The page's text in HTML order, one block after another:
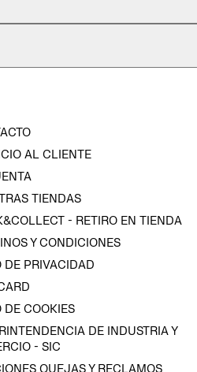
AL CLIENTE
TIENDAS
- RETIRO EN TIENDA
Y CONDICIONES
DE PRIVACIDAD
DE COOKIES
DE INDUSTRIA Y
- SIC
QUEJAS Y RECLAMOS